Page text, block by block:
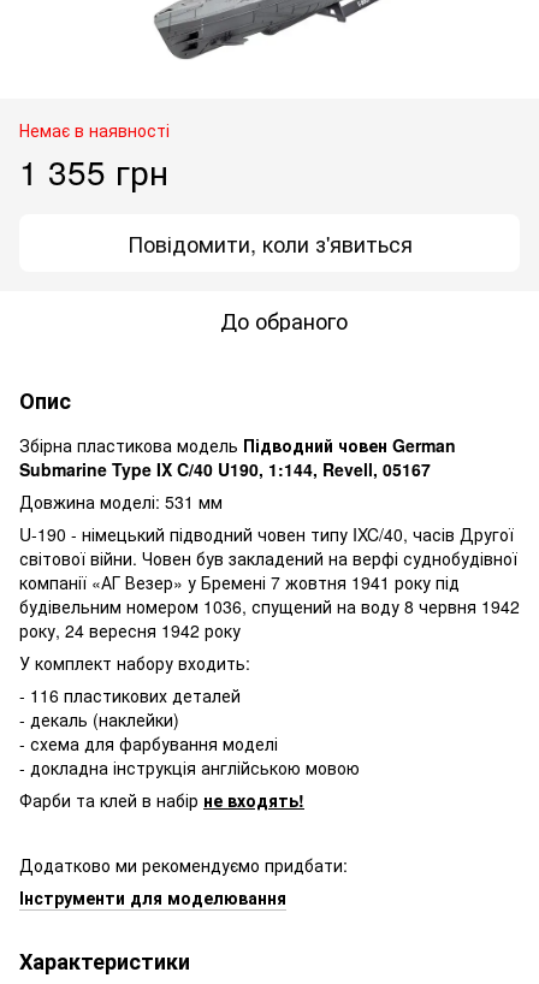
Немає в наявності
1 355 грн
Повідомити, коли з'явиться
До обраного
Опис
Збірна пластикова модель Підводний човен German
Submarine Type IX C/40 U190, 1:144, Revell, 05167
Довжина моделі: 531 мм
U-190 - німецький підводний човен типу IXC/40, часів Другої
світової війни. Човен був закладений на верфі суднобудівної
компанії «АГ Везер» у Бремені 7 жовтня 1941 року під
будівельним номером 1036, спущений на воду 8 червня 1942
року, 24 вересня 1942 року
У комплект набору входить:
- 116 пластикових деталей
- декаль (наклейки)
- схема для фарбування моделі
- докладна інструкція англійською мовою
Фарби та клей в набір не входять!
Додатково ми рекомендуємо придбати:
Інструменти для моделювання
Характеристики